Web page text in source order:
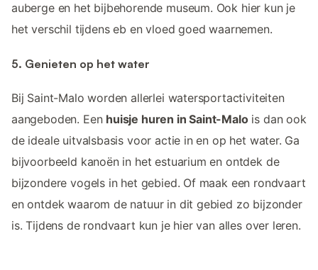
auberge en het bijbehorende museum. Ook hier kun je
het verschil tijdens eb en vloed goed waarnemen.
5. Genieten op het water
Bij Saint-Malo worden allerlei watersportactiviteiten
aangeboden. Een huisje huren in Saint-Malois dan ook
de ideale uitvalsbasis voor actie in en op het water. Ga
bijvoorbeeld kanoën in het estuarium en ontdek de
bijzondere vogels in het gebied. Of maak een rondvaart
en ontdek waarom de natuur in dit gebied zo bijzonder
is. Tijdens de rondvaart kun je hier van alles over leren.